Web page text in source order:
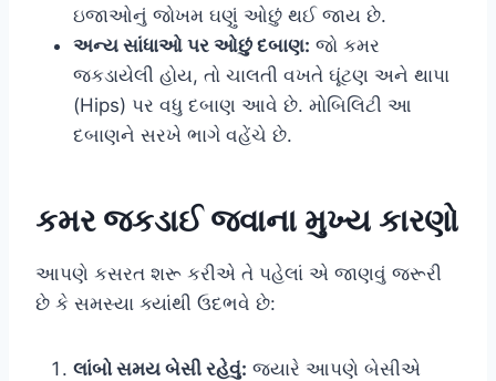
ઇજાઓનું જોખમ ઘણું ઓછું થઈ જાય છે.
અન્ય સાંધાઓ પર ઓછું દબાણ: જો કમર
જકડાયેલી હોય, તો ચાલતી વખતે ઘૂંટણ અને થાપા
(Hips) પર વધુ દબાણ આવે છે. મોબિલિટી આ
દબાણને સરખે ભાગે વહેંચે છે.
કમર જકડાઈ જવાના મુખ્ય કારણો
આપણે કસરત શરૂ કરીએ તે પહેલાં એ જાણવું જરૂરી
છે કે સમસ્યા ક્યાંથી ઉદભવે છે:
લાંબો સમય બેસી રહેવું: જ્યારે આપણે બેસીએ